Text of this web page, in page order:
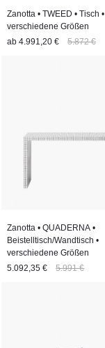
Zanotta • TWEED • Tisch •
verschiedene Größen
ab 4.991,20 € 5.872 €
Zanotta • QUADERNA •
Beistelltisch/Wandtisch •
verschiedene Größen
5.092,35 €
5.991 €